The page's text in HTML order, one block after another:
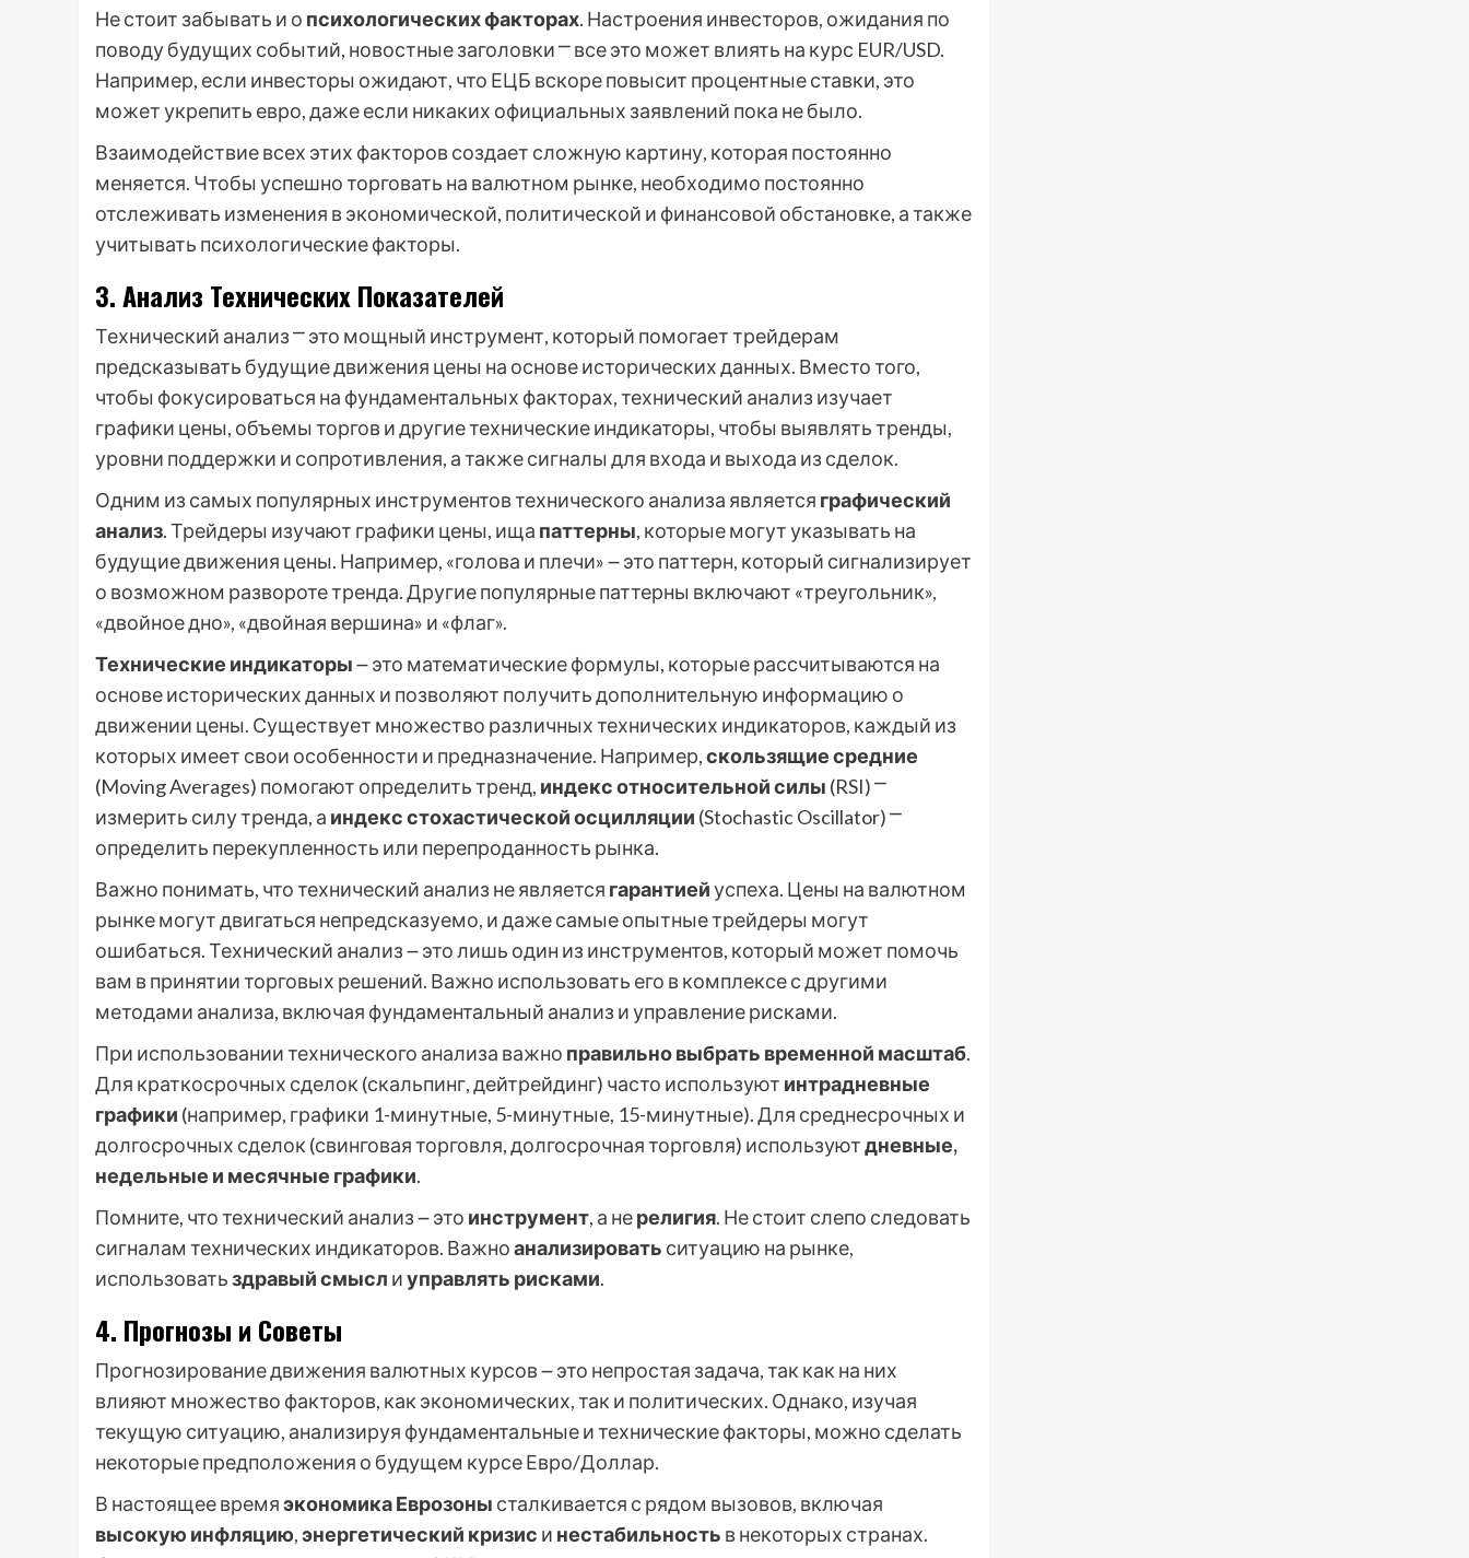
Не стоит забывать и о психологических факторах. Настроения инвесторов, ожидания по
поводу будущих событий, новостные заголовки ⎻ все это может влиять на курс EUR/USD.
Например, если инвесторы ожидают, что ЕЦБ вскоре повысит процентные ставки, это
может укрепить евро, даже если никаких официальных заявлений пока не было.
Взаимодействие всех этих факторов создает сложную картину, которая постоянно
меняется. Чтобы успешно торговать на валютном рынке, необходимо постоянно
отслеживать изменения в экономической, политической и финансовой обстановке, а также
учитывать психологические факторы.
3. Анализ Технических Показателей
Технический анализ ⎻ это мощный инструмент, который помогает трейдерам
предсказывать будущие движения цены на основе исторических данных. Вместо того,
чтобы фокусироваться на фундаментальных факторах, технический анализ изучает
графики цены, объемы торгов и другие технические индикаторы, чтобы выявлять тренды,
уровни поддержки и сопротивления, а также сигналы для входа и выхода из сделок.
Одним из самых популярных инструментов технического анализа является графический
анализ. Трейдеры изучают графики цены, ища паттерны, которые могут указывать на
будущие движения цены. Например, «голова и плечи» ౼ это паттерн, который сигнализирует
о возможном развороте тренда. Другие популярные паттерны включают «треугольник»,
«двойное дно», «двойная вершина» и «флаг».
Технические индикаторы౼ это математические формулы, которые рассчитываются на
основе исторических данных и позволяют получить дополнительную информацию о
движении цены. Существует множество различных технических индикаторов, каждый из
которых имеет свои особенности и предназначение. Например,скользящие средние
(Moving Averages) помогают определить тренд, индекс относительной силы (RSI) ⎻
измерить силу тренда, а индекс стохастической осцилляции (Stochastic Oscillator) ⎻
определить перекупленность или перепроданность рынка.
Важно понимать, что технический анализ не является гарантиейуспеха. Цены на валютном
рынке могут двигаться непредсказуемо, и даже самые опытные трейдеры могут
ошибаться. Технический анализ ౼ это лишь один из инструментов, который может помочь
вам в принятии торговых решений. Важно использовать его в комплексе с другими
методами анализа, включая фундаментальный анализ и управление рисками.
При использовании технического анализа важно правильно выбрать временной масштаб.
Для краткосрочных сделок (скальпинг, дейтрейдинг) часто используют интрадневные
графики (например, графики 1-минутные, 5-минутные, 15-минутные). Для среднесрочных и
долгосрочных сделок (свинговая торговля, долгосрочная торговля) используютдневные,
недельные и месячные графики.
Помните, что технический анализ ౼ это инструмент, а нерелигия. Не стоит слепо следовать
сигналам технических индикаторов. Важноанализировать ситуацию на рынке,
использоватьздравый смысл иуправлять рисками.
4. Прогнозы и Советы
Прогнозирование движения валютных курсов ౼ это непростая задача, так как на них
влияют множество факторов, как экономических, так и политических. Однако, изучая
текущую ситуацию, анализируя фундаментальные и технические факторы, можно сделать
некоторые предположения о будущем курсе Евро/Доллар.
В настоящее времяэкономика Еврозоны сталкивается с рядом вызовов, включая
высокую инфляцию,энергетический кризис и нестабильность в некоторых странах.